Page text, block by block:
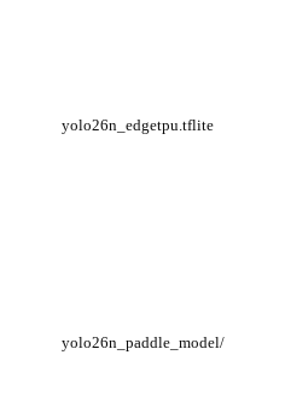
yolo26n_edgetpu.tflite
yolo26n_paddle_model/